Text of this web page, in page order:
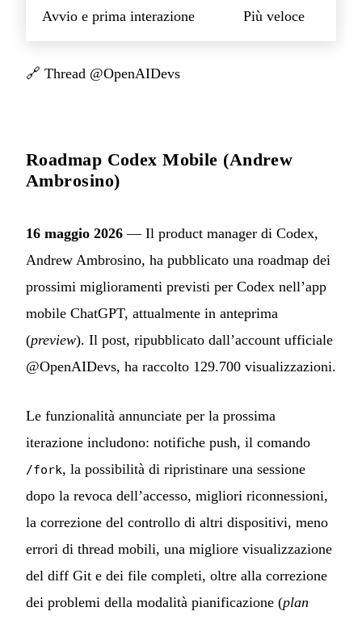
Avvio e prima interazione Più veloce
🔗 Thread @OpenAIDevs
Roadmap Codex Mobile (Andrew
Ambrosino)
16 maggio 2026 — Il product manager di Codex,
Andrew Ambrosino, ha pubblicato una roadmap dei
prossimi miglioramenti previsti per Codex nell’app
mobile ChatGPT, attualmente in anteprima
(preview). Il post, ripubblicato dall’account ufficiale
@OpenAIDevs, ha raccolto 129.700 visualizzazioni.
Le funzionalità annunciate per la prossima
iterazione includono: notifiche push, il comando
/fork, la possibilità di ripristinare una sessione
dopo la revoca dell’accesso, migliori riconnessioni,
la correzione del controllo di altri dispositivi, meno
errori di thread mobili, una migliore visualizzazione
del diff Git e dei file completi, oltre alla correzione
dei problemi della modalità pianificazione (plan